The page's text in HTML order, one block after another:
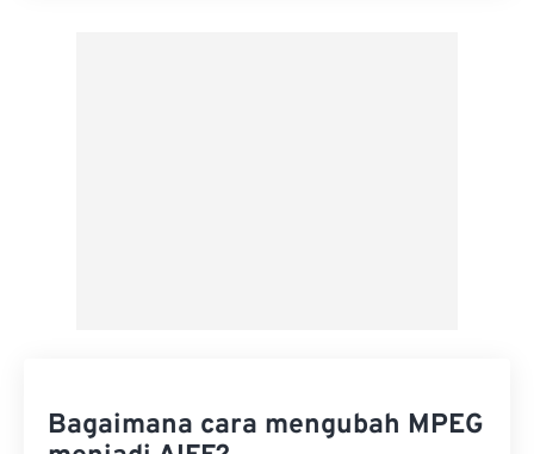
Bagaimana cara mengubah MPEG